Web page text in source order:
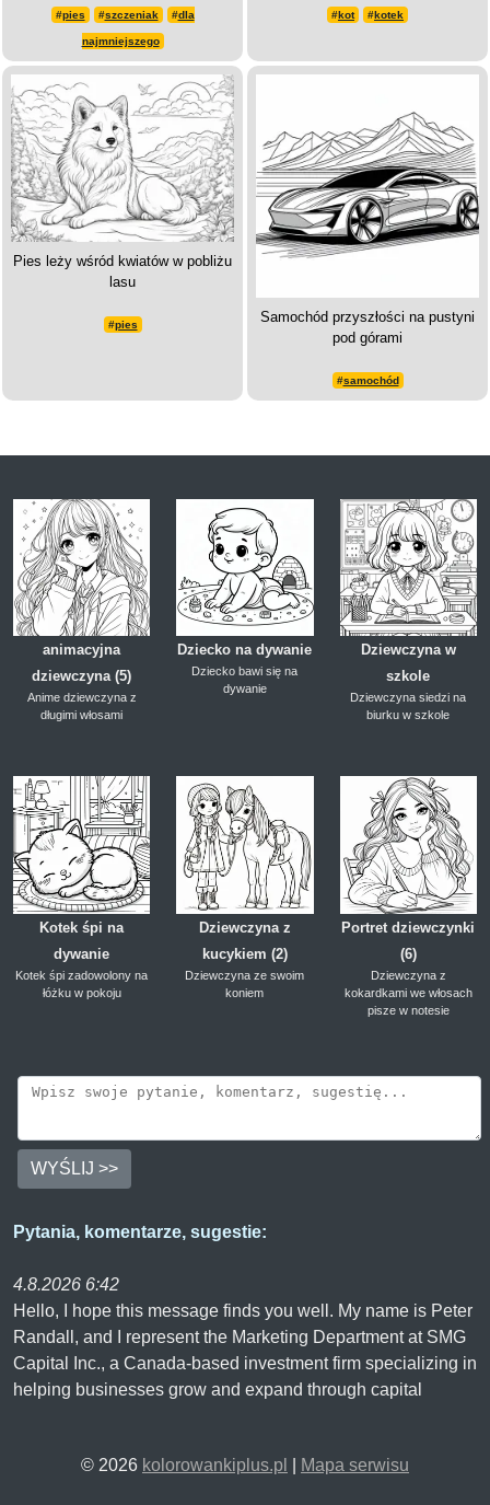
#pies #szczeniak #dla
najmniejszego
#kot #kotek
Pies leży wśród kwiatów w pobliżu
lasu
#pies
Samochód przyszłości na pustyni
pod górami
#samochód
animacyjna
dziewczyna (5)
Anime dziewczyna z
długimi włosami
Dziecko na dywanie
Dziecko bawi się na
dywanie
Dziewczyna w
szkole
Dziewczyna siedzi na
biurku w szkole
Kotek śpi na
dywanie
Kotek śpi zadowolony na
łóżku w pokoju
Dziewczyna z
kucykiem (2)
Dziewczyna ze swoim
koniem
Portret dziewczynki
(6)
Dziewczyna z
kokardkami we włosach
pisze w notesie
WYŚLIJ >>
Pytania, komentarze, sugestie:
4.8.2026 6:42
Hello, I hope this message finds you well. My name is Peter
Randall, and I represent the Marketing Department at SMG
Capital Inc., a Canada-based investment firm specializing in
helping businesses grow and expand through capital
solutions that align with all strategic business goals. As part
© 2026 kolorowankiplus.pl Mapa serwisu